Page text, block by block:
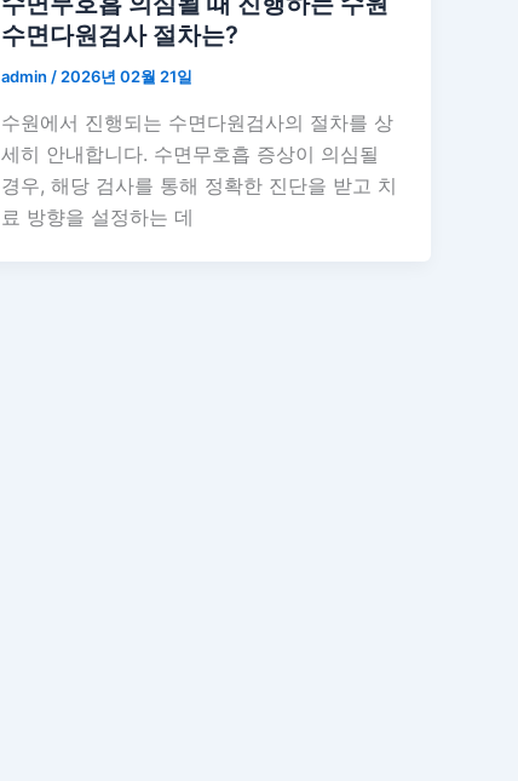
수면다원검사 절차는?
admin / 2026년 02월 21일
수원에서 진행되는 수면다원검사의 절차를 상
세히 안내합니다. 수면무호흡 증상이 의심될
경우, 해당 검사를 통해 정확한 진단을 받고 치
료 방향을 설정하는 데